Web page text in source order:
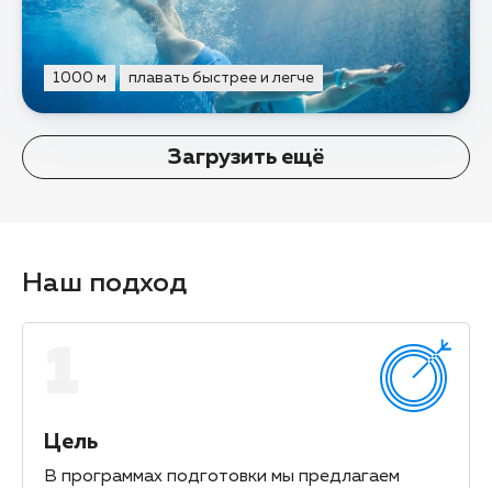
1000 м плавать быстрее и легче
Загрузить ещё
Наш подход
Цель
В программах подготовки мы предлагаем